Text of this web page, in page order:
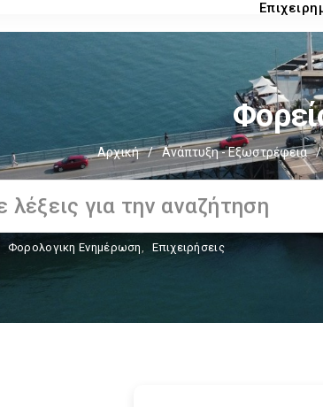
Αρχική / Ανάπτυξη - Εξωστρέφεια /
Φορολογικη Ενημέρωση, Επιχειρήσεις